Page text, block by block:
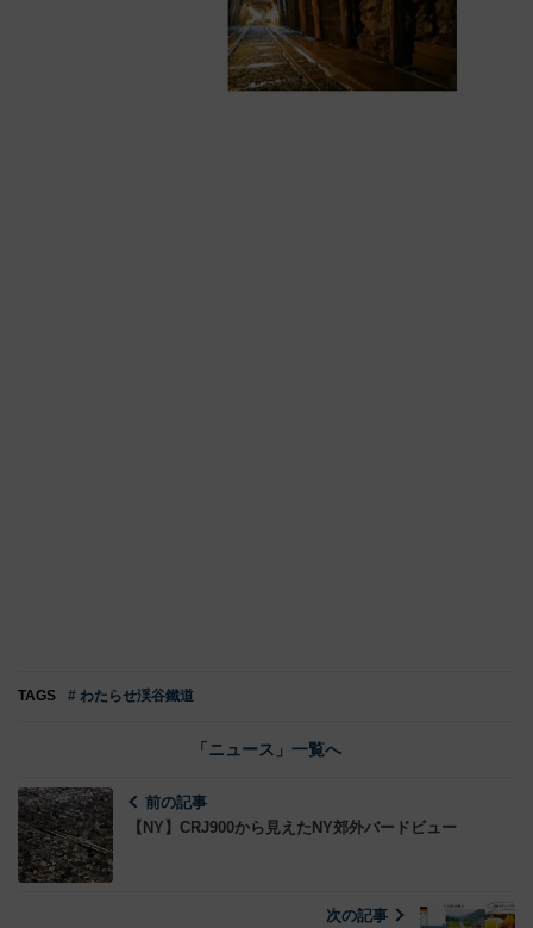
TAGS # わたらせ渓谷鐵道
「ニュース」一覧へ
前の記事
【NY】CRJ900から見えたNY郊外バードビュー
次の記事